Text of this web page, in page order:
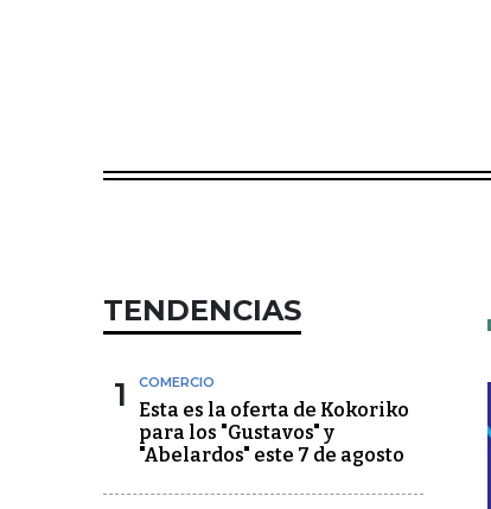
TENDENCIAS
1 COMERCIO
Esta es la oferta de Kokoriko
para los "Gustavos" y
"Abelardos" este 7 de agosto